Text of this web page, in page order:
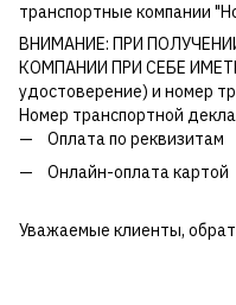
транспортные компании
ВНИМАНИЕ: ПРИ
КОМПАНИИ ПРИ СЕБЕ
удостоверение) и номер
Номер транспортной
Оплата по реквизитам
Онлайн-оплата картой
Уважаемые клиенты,